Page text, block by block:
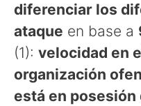
diferenciar los
ataque en base a
(1): velocidad en
organización
está en posesión